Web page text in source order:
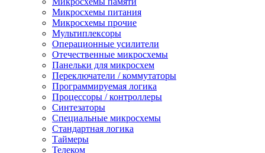
Микросхемы питания
Микросхемы прочие
Мультиплексоры
Операционные усилители
Отечественные микросхемы
Панельки для микросхем
Переключатели / коммутаторы
Программируемая логика
Процессоры / контроллеры
Синтезаторы
Специальные микросхемы
Стандартная логика
Таймеры
Телеком